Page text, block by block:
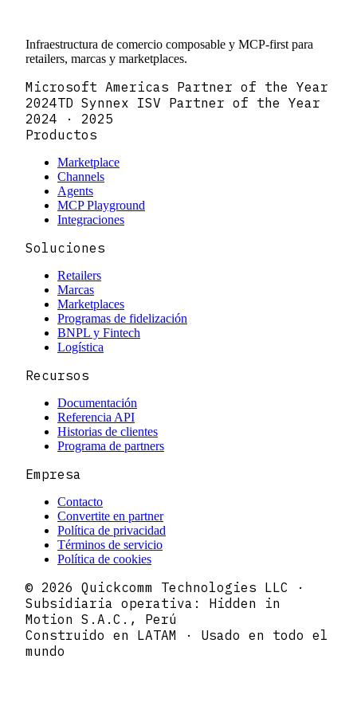
Infraestructura de comercio composable y MCP-first para
retailers, marcas y marketplaces.
Microsoft Americas Partner of the Year
2024TD Synnex ISV Partner of the Year
2024 · 2025
Productos
Marketplace
Channels
Agents
MCP Playground
Integraciones
Soluciones
Retailers
Marcas
Marketplaces
Programas de fidelización
BNPL y Fintech
Logística
Recursos
Documentación
Referencia API
Historias de clientes
Programa de partners
Empresa
Contacto
Convertite en partner
Política de privacidad
Términos de servicio
Política de cookies
© 2026 Quickcomm Technologies LLC ·
Subsidiaria operativa: Hidden in
Motion S.A.C., Perú
Construido en LATAM · Usado en todo el
mundo